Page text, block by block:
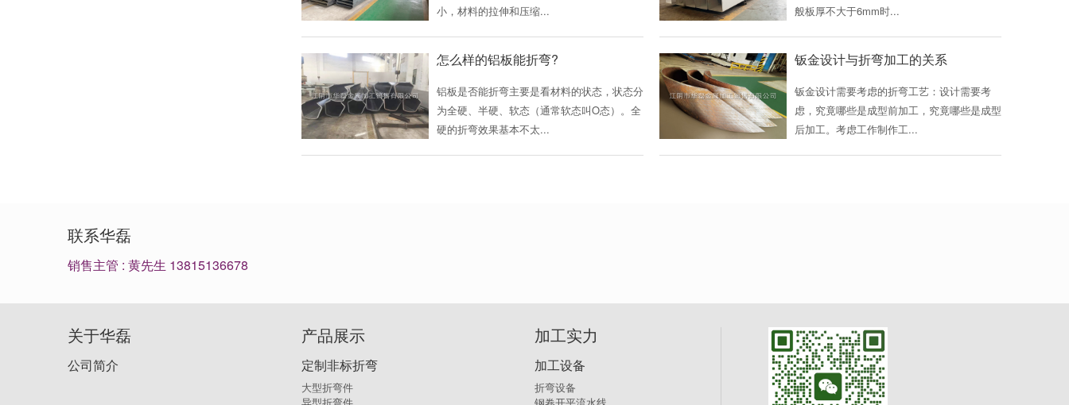
小，材料的拉伸和压缩...
般板厚不大于6mm时...
怎么样的铝板能折弯?
铝板是否能折弯主要是看材料的状态，状态分
为全硬、半硬、软态（通常软态叫O态）。全
硬的折弯效果基本不太...
钣金设计与折弯加工的关系
钣金设计需要考虑的折弯工艺：设计需要考
虑，究竟哪些是成型前加工，究竟哪些是成型
后加工。考虑工作制作工...
联系华磊
销售主管 : 黄先生 13815136678
关于华磊
公司简介
产品展示
定制非标折弯
大型折弯件
加工实力
加工设备
折弯设备